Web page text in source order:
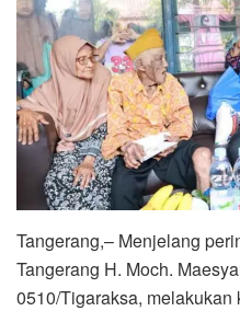
Tangerang,– Menjelang
Tangerang H. Moch.
0510/Tigaraksa,